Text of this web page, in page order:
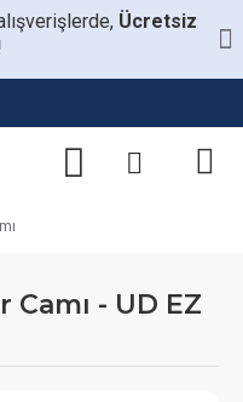
Ücretsiz
Camı - UD EZ